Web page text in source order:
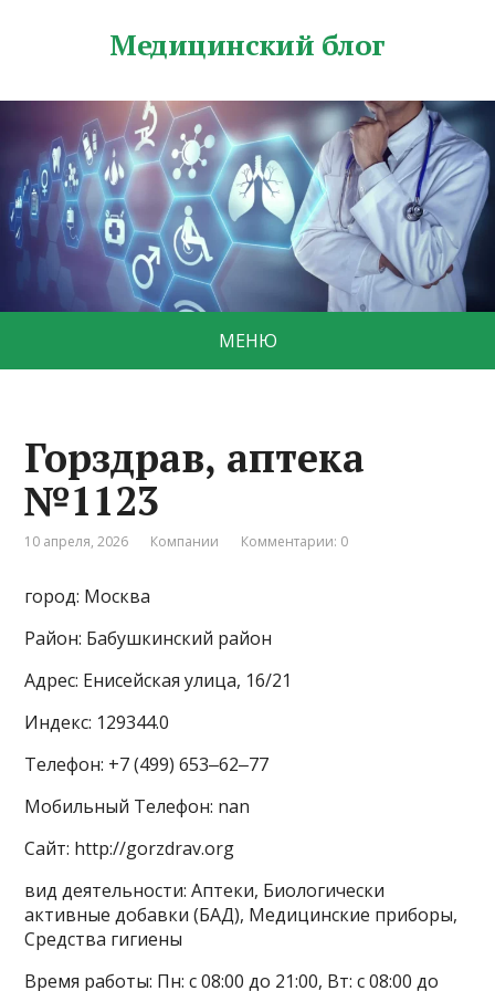
Медицинский блог
МЕНЮ
Горздрав, аптека
№1123
10 апреля, 2026 Компании Комментарии: 0
город: Москва
Район: Бабушкинский район
Адрес: Енисейская улица, 16/21
Индекс: 129344.0
Телефон: +7 (499) 653‒62‒77
Мобильный Телефон: nan
Сайт: http://gorzdrav.org
вид деятельности: Аптеки, Биологически
активные добавки (БАД), Медицинские приборы,
Средства гигиены
Время работы: Пн: с 08:00 до 21:00, Вт: с 08:00 до